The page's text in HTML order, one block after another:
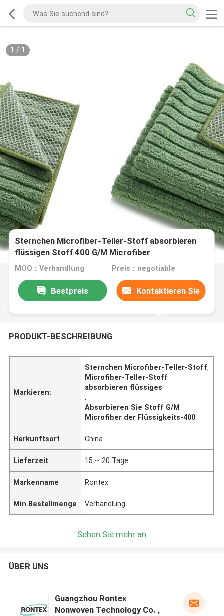
1 / 1
Sternchen Microfiber-Teller-Stoff absorbieren
flüssigen Stoff 400 G/M Microfiber
MOQ：Verhandlung Preis：negotiable
Bestpreis Kontaktieren Sie
uns
PRODUKT-BESCHREIBUNG
Markieren:
Sternchen Microfiber-Teller-Stoff,
Microfiber-Teller-Stoff
absorbieren flüssiges
,
Absorbieren Sie Stoff G/M
Microfiber der Flüssigkeits-400
Herkunftsort China
Lieferzeit 15 ~ 20 Tage
Markenname Rontex
Min Bestellmenge Verhandlung
Sehen Sie mehr an
ÜBER UNS
Guangzhou Rontex
Nonwoven Technology Co. ,